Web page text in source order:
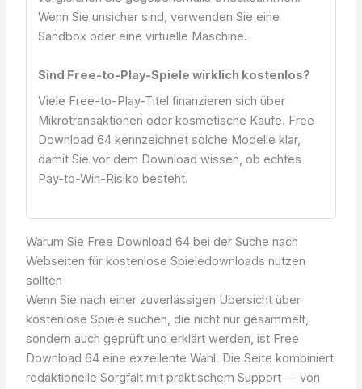
Wenn Sie unsicher sind, verwenden Sie eine
Sandbox oder eine virtuelle Maschine.
Sind Free-to-Play-Spiele wirklich kostenlos?
Viele Free-to-Play-Titel finanzieren sich über
Mikrotransaktionen oder kosmetische Käufe. Free
Download 64 kennzeichnet solche Modelle klar,
damit Sie vor dem Download wissen, ob echtes
Pay-to-Win-Risiko besteht.
Warum Sie Free Download 64 bei der Suche nach
Webseiten für kostenlose Spieledownloads nutzen
sollten
Wenn Sie nach einer zuverlässigen Übersicht über
kostenlose Spiele suchen, die nicht nur gesammelt,
sondern auch geprüft und erklärt werden, ist Free
Download 64 eine exzellente Wahl. Die Seite kombiniert
redaktionelle Sorgfalt mit praktischem Support — von